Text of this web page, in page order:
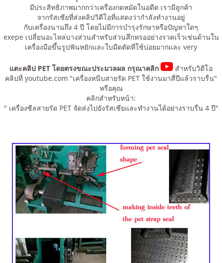
มีประสิทธิภาพมากกว่าเครื่องกดหมัดในอดีต เรามีลูกค้า
จากรัสเซียที่ส่งคลิปวิดีโอที่แสดงว่ากำลังทำงานอยู่
กับเครื่องนานถึง 4 ปี โดยไม่มีการบำรุงรักษาหรือปัญหาใดๆ
exepe เปลี่ยนอะไหล่บางส่วนสำหรับส่วนสึกหรออย่างรวดเร็วเช่นด้านใน
เครื่องมือขึ้นรูปฟันหยักและใบมีดตัดที่ใช้บ่อยมากและ very
แตะคลิป PET โดยตรงขณะประมวลผล กรุณาคลิก
สำหรับวิดีโอ
คลิปที่ youtube.com "เครื่องหนีบสายรัด PET ใช้งานมาสี่ปีแล้วราบรื่น"
หรือคุณ
คลิกสำหรับหน้า:
" เครื่องซีลสายรัด PET จัดส่งไปยังรัสเซียและทำงานได้อย่างราบรื่น 4 ปี"